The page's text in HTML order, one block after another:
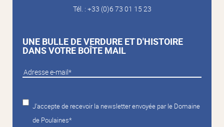
Tél. : +33 (0)6 73 01 15 23
UNE BULLE DE VERDURE ET D'HISTOIRE
DANS VOTRE BOÎTE MAIL
J'accepte de recevoir la newsletter envoyée par le Domaine
de Poulaines*